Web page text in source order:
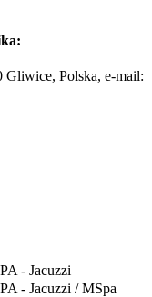
Polska, e-mail:
- Jacuzzi
- Jacuzzi / MSpa